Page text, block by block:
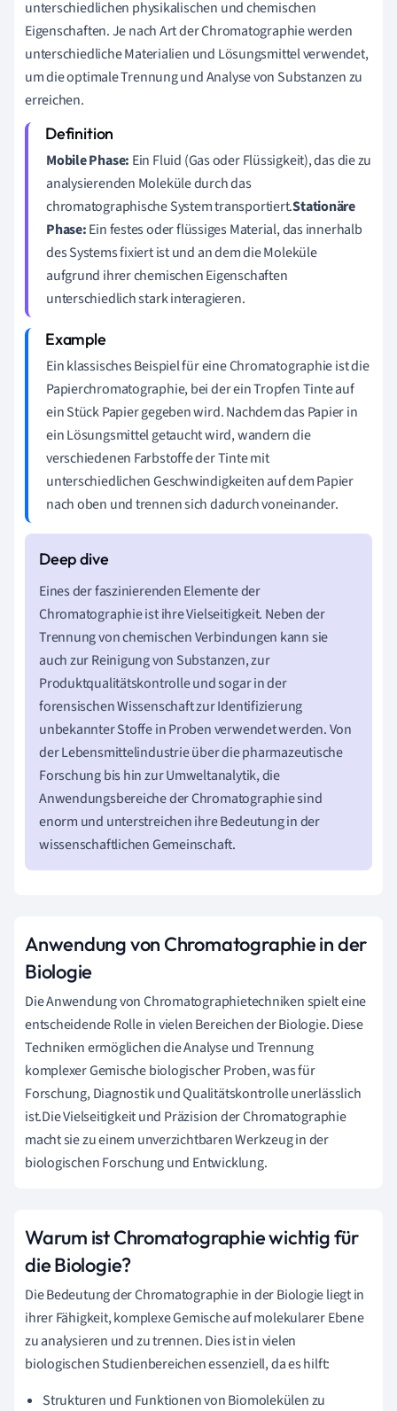
unterschiedlichen physikalischen und chemischen
Eigenschaften. Je nach Art der Chromatographie werden
unterschiedliche Materialien und Lösungsmittel verwendet,
um die optimale Trennung und Analyse von Substanzen zu
erreichen.
Mobile Phase: Ein Fluid (Gas oder Flüssigkeit), das die zu
analysierenden Moleküle durch das
chromatographische System transportiert.Stationäre
Phase:Ein festes oder flüssiges Material, das innerhalb
des Systems fixiert ist und an dem die Moleküle
aufgrund ihrer chemischen Eigenschaften
unterschiedlich stark interagieren.
Ein klassisches Beispiel für eine Chromatographie ist die
Papierchromatographie, bei der ein Tropfen Tinte auf
ein Stück Papier gegeben wird. Nachdem das Papier in
ein Lösungsmittel getaucht wird, wandern die
verschiedenen Farbstoffe der Tinte mit
unterschiedlichen Geschwindigkeiten auf dem Papier
nach oben und trennen sich dadurch voneinander.
Eines der faszinierenden Elemente der
Chromatographie ist ihre Vielseitigkeit. Neben der
Trennung von chemischen Verbindungen kann sie
auch zur Reinigung von Substanzen, zur
Produktqualitätskontrolle und sogar in der
forensischen Wissenschaft zur Identifizierung
unbekannter Stoffe in Proben verwendet werden. Von
der Lebensmittelindustrie über die pharmazeutische
Forschung bis hin zur Umweltanalytik, die
Anwendungsbereiche der Chromatographie sind
enorm und unterstreichen ihre Bedeutung in der
wissenschaftlichen Gemeinschaft.
Anwendung von Chromatographie in der
Biologie
Die Anwendung von Chromatographietechniken spielt eine
entscheidende Rolle in vielen Bereichen der Biologie. Diese
Techniken ermöglichen die Analyse und Trennung
komplexer Gemische biologischer Proben, was für
Forschung, Diagnostik und Qualitätskontrolle unerlässlich
ist.Die Vielseitigkeit und Präzision der Chromatographie
macht sie zu einem unverzichtbaren Werkzeug in der
biologischen Forschung und Entwicklung.
Warum ist Chromatographie wichtig für
die Biologie?
Die Bedeutung der Chromatographie in der Biologie liegt in
ihrer Fähigkeit, komplexe Gemische auf molekularer Ebene
zu analysieren und zu trennen. Dies ist in vielen
biologischen Studienbereichen essenziell, da es hilft:
Strukturen und Funktionen von Biomolekülen zu